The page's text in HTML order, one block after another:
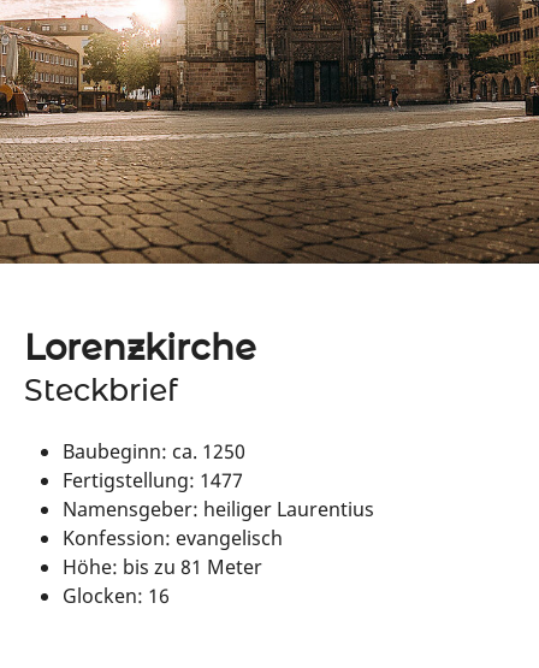
Lorenzkirche
Steckbrief
Baubeginn: ca. 1250
Fertigstellung: 1477
Namensgeber: heiliger Laurentius
Konfession: evangelisch
Höhe: bis zu 81 Meter
Glocken: 16